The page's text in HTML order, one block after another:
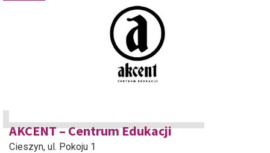
AKCENT – Centrum Edukacji
Cieszyn, ul. Pokoju 1